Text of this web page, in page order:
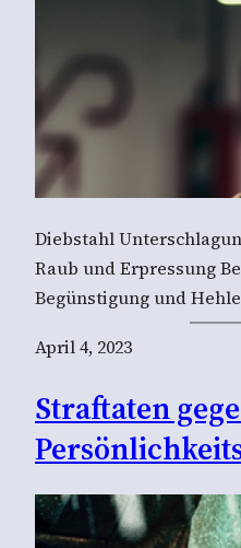
Diebstahl
Raub und Erpressung
Begünstigung und
April 4, 2023
Straftaten